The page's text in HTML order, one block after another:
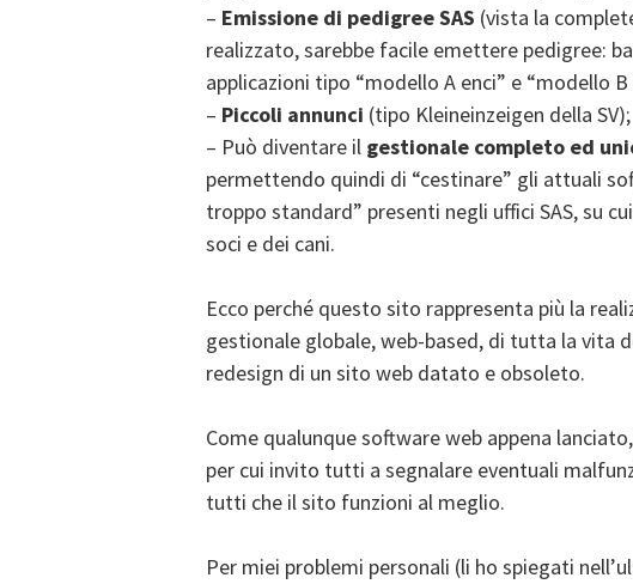
– Emissione di pedigree SAS (vista la
realizzato, sarebbe facile emettere pedigree:
applicazioni tipo “modello A enci” e “modello B
– Piccoli annunci (tipo Kleineinzeigen della SV);
– Può diventare il gestionale completo ed
permettendo quindi di “cestinare” gli attuali
troppo standard” presenti negli uffici SAS, su
soci e dei cani.
Ecco perché questo sito rappresenta più la
gestionale globale, web-based, di tutta la vita
redesign di un sito web datato e obsoleto.
Come qualunque software web appena
per cui invito tutti a segnalare eventuali
tutti che il sito funzioni al meglio.
Per miei problemi personali (li ho spiegati